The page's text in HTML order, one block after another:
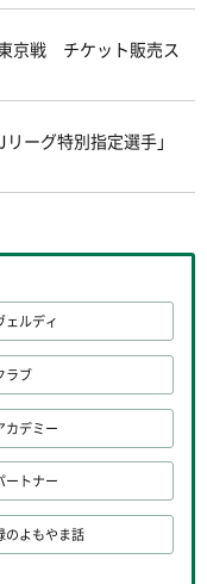
京戦 チケット販売ス
ーグ特別指定選手」
ェルディ
ラブ
カデミー
ートナー
のよもやま話